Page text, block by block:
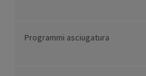
Programmi asciugatura